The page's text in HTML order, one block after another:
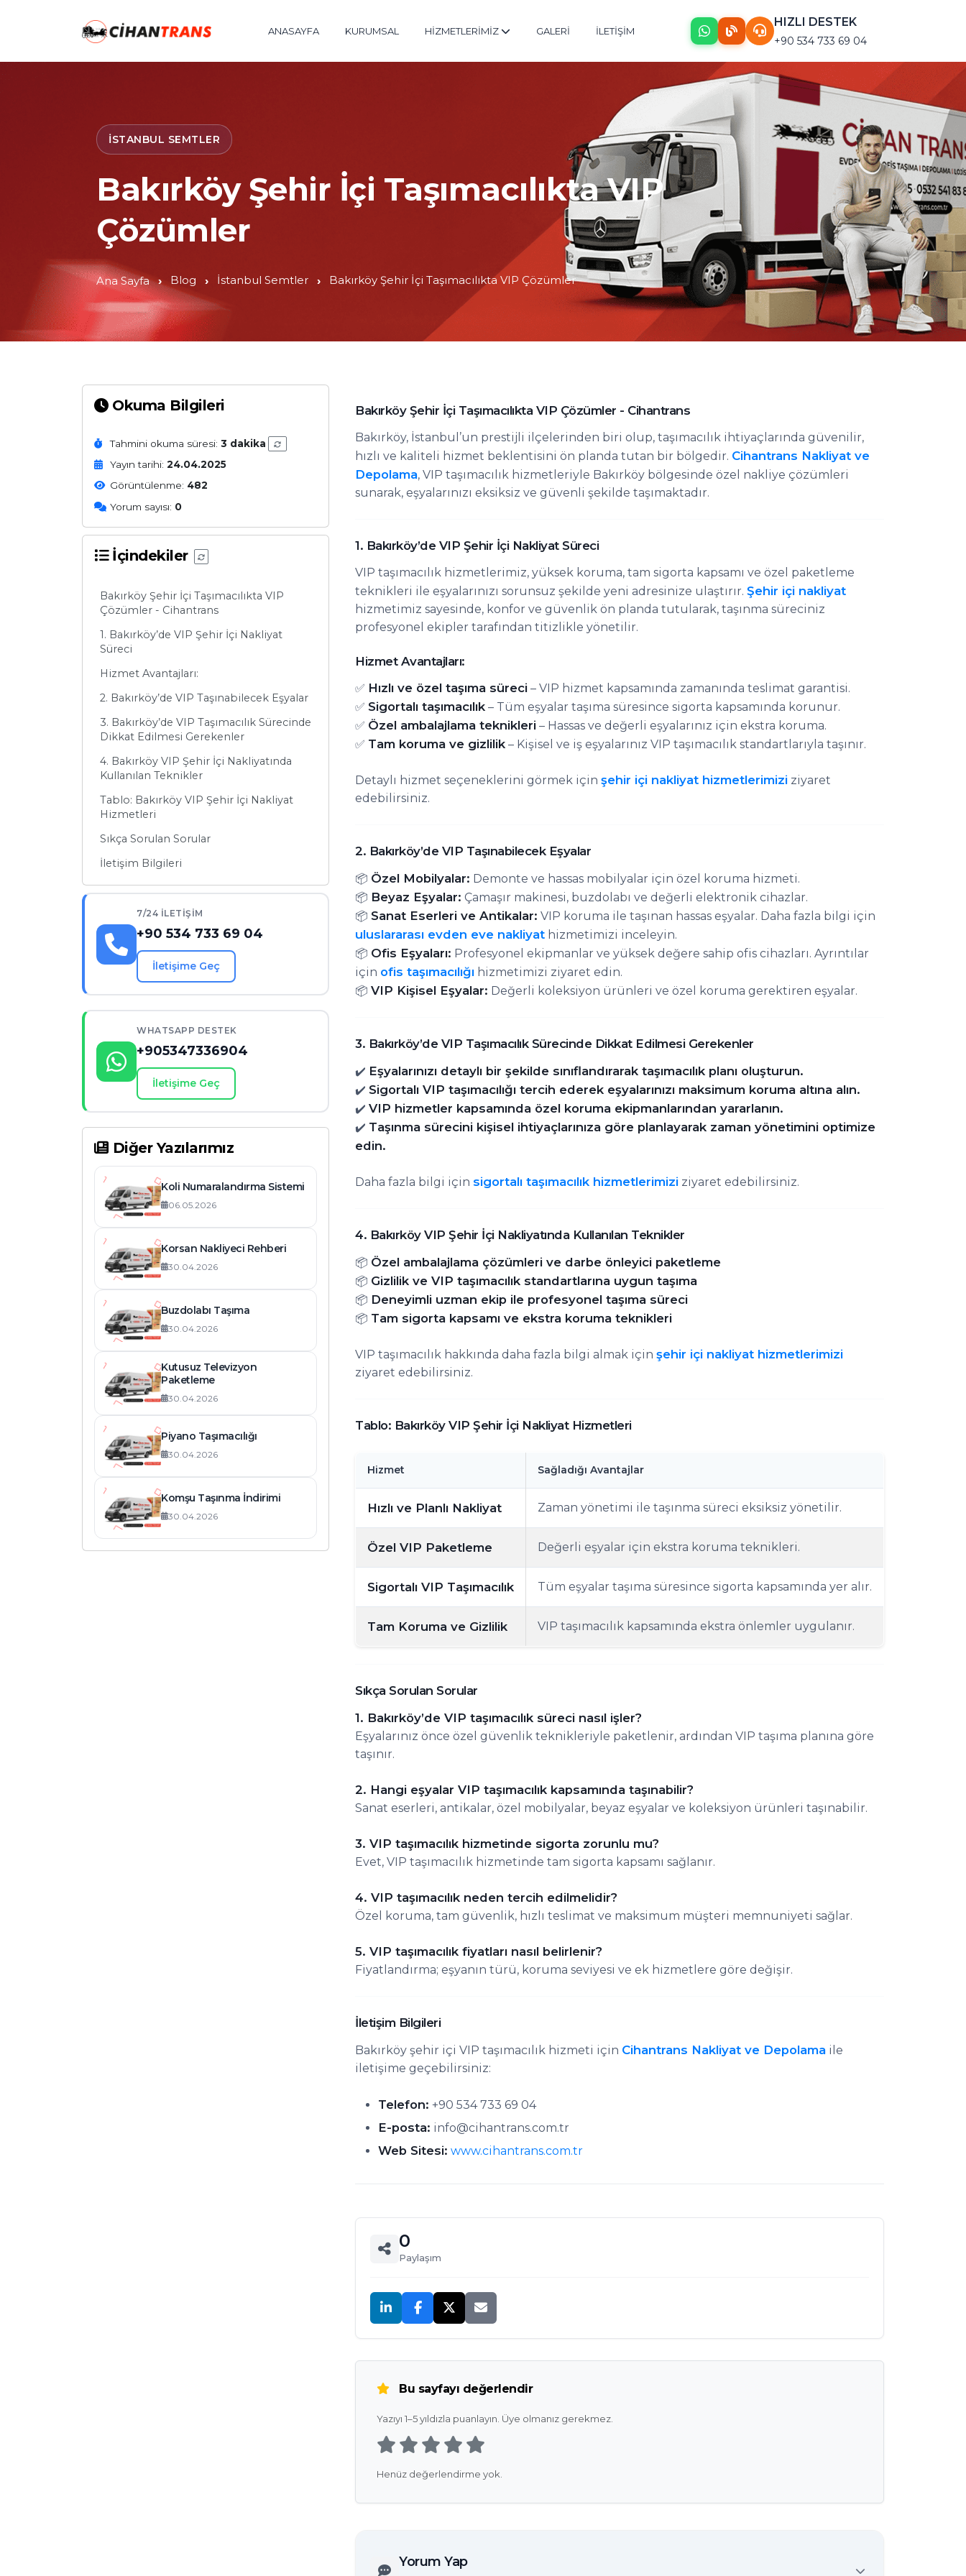
ANASAYFA KURUMSAL HİZMETLERİMİZ GALERİ İLETİŞİM
HIZLI DESTEK
+90 534 733 69 04
İSTANBUL SEMTLER
Bakırköy Şehir İçi Taşımacılıkta VIP
Çözümler
Ana Sayfa Blog İstanbul Semtler Bakırköy Şehir İçi Taşımacılıkta VIP Çözümler
Okuma Bilgileri
Tahmini okuma süresi:3 dakika
Yayın tarihi:24.04.2025
Görüntülenme: 482
Yorum sayısı: 0
İçindekiler
Bakırköy Şehir İçi Taşımacılıkta VIP
Çözümler - Cihantrans
1. Bakırköy’de VIP Şehir İçi Nakliyat
Süreci
Hizmet Avantajları:
2. Bakırköy’de VIP Taşınabilecek Eşyalar
3. Bakırköy’de VIP Taşımacılık Sürecinde
Dikkat Edilmesi Gerekenler
4. Bakırköy VIP Şehir İçi Nakliyatında
Kullanılan Teknikler
Tablo: Bakırköy VIP Şehir İçi Nakliyat
Hizmetleri
Sıkça Sorulan Sorular
İletişim Bilgileri
7/24 İLETIŞIM
+90 534 733 69 04
İletişime Geç
WHATSAPP DESTEK
+905347336904
İletişime Geç
Diğer Yazılarımız
Koli Numaralandırma Sistemi
06.05.2026
Korsan Nakliyeci Rehberi
30.04.2026
Buzdolabı Taşıma
30.04.2026
Kutusuz Televizyon
Paketleme
30.04.2026
Piyano Taşımacılığı
30.04.2026
Komşu Taşınma İndirimi
30.04.2026
Bakırköy Şehir İçi Taşımacılıkta VIP Çözümler - Cihantrans
Bakırköy, İstanbul’un prestijli ilçelerinden biri olup, taşımacılık ihtiyaçlarında güvenilir,
hızlı ve kaliteli hizmet beklentisini ön planda tutan bir bölgedir. Cihantrans Nakliyat ve
Depolama, VIP taşımacılık hizmetleriyle Bakırköy bölgesinde özel nakliye çözümleri
sunarak, eşyalarınızı eksiksiz ve güvenli şekilde taşımaktadır.
1. Bakırköy’de VIP Şehir İçi Nakliyat Süreci
VIP taşımacılık hizmetlerimiz, yüksek koruma, tam sigorta kapsamı ve özel paketleme
teknikleri ile eşyalarınızı sorunsuz şekilde yeni adresinize ulaştırır. Şehir içi nakliyat
hizmetimiz sayesinde, konfor ve güvenlik ön planda tutularak, taşınma süreciniz
profesyonel ekipler tarafından titizlikle yönetilir.
Hizmet Avantajları:
✅ Hızlı ve özel taşıma süreci – VIP hizmet kapsamında zamanında teslimat garantisi.
✅ Sigortalı taşımacılık – Tüm eşyalar taşıma süresince sigorta kapsamında korunur.
✅ Özel ambalajlama teknikleri – Hassas ve değerli eşyalarınız için ekstra koruma.
✅ Tam koruma ve gizlilik – Kişisel ve iş eşyalarınız VIP taşımacılık standartlarıyla taşınır.
Detaylı hizmet seçeneklerini görmek için şehir içi nakliyat hizmetlerimizi ziyaret
edebilirsiniz.
2. Bakırköy’de VIP Taşınabilecek Eşyalar
📦 Özel Mobilyalar: Demonte ve hassas mobilyalar için özel koruma hizmeti.
📦 Beyaz Eşyalar: Çamaşır makinesi, buzdolabı ve değerli elektronik cihazlar.
📦 Sanat Eserleri ve Antikalar: VIP koruma ile taşınan hassas eşyalar. Daha fazla bilgi için
uluslararası evden eve nakliyat hizmetimizi inceleyin.
📦 Ofis Eşyaları: Profesyonel ekipmanlar ve yüksek değere sahip ofis cihazları. Ayrıntılar
için ofis taşımacılığı hizmetimizi ziyaret edin.
📦 VIP Kişisel Eşyalar: Değerli koleksiyon ürünleri ve özel koruma gerektiren eşyalar.
3. Bakırköy’de VIP Taşımacılık Sürecinde Dikkat Edilmesi Gerekenler
✔️ Eşyalarınızı detaylı bir şekilde sınıflandırarak taşımacılık planı oluşturun.
✔️ Sigortalı VIP taşımacılığı tercih ederek eşyalarınızı maksimum koruma altına alın.
✔️ VIP hizmetler kapsamında özel koruma ekipmanlarından yararlanın.
✔️ Taşınma sürecini kişisel ihtiyaçlarınıza göre planlayarak zaman yönetimini optimize
edin.
Daha fazla bilgi için sigortalı taşımacılık hizmetlerimizi ziyaret edebilirsiniz.
4. Bakırköy VIP Şehir İçi Nakliyatında Kullanılan Teknikler
📦 Özel ambalajlama çözümleri ve darbe önleyici paketleme
📦 Gizlilik ve VIP taşımacılık standartlarına uygun taşıma
📦 Deneyimli uzman ekip ile profesyonel taşıma süreci
📦 Tam sigorta kapsamı ve ekstra koruma teknikleri
VIP taşımacılık hakkında daha fazla bilgi almak için şehir içi nakliyat hizmetlerimizi
ziyaret edebilirsiniz.
Tablo: Bakırköy VIP Şehir İçi Nakliyat Hizmetleri
Hizmet Sağladığı Avantajlar
Hızlı ve Planlı Nakliyat Zaman yönetimi ile taşınma süreci eksiksiz yönetilir.
Özel VIP Paketleme Değerli eşyalar için ekstra koruma teknikleri.
Sigortalı VIP Taşımacılık Tüm eşyalar taşıma süresince sigorta kapsamında yer alır.
Tam Koruma ve Gizlilik VIP taşımacılık kapsamında ekstra önlemler uygulanır.
Sıkça Sorulan Sorular
1. Bakırköy’de VIP taşımacılık süreci nasıl işler?
Eşyalarınız önce özel güvenlik teknikleriyle paketlenir, ardından VIP taşıma planına göre
taşınır.
2. Hangi eşyalar VIP taşımacılık kapsamında taşınabilir?
Sanat eserleri, antikalar, özel mobilyalar, beyaz eşyalar ve koleksiyon ürünleri taşınabilir.
3. VIP taşımacılık hizmetinde sigorta zorunlu mu?
Evet, VIP taşımacılık hizmetinde tam sigorta kapsamı sağlanır.
4. VIP taşımacılık neden tercih edilmelidir?
Özel koruma, tam güvenlik, hızlı teslimat ve maksimum müşteri memnuniyeti sağlar.
5. VIP taşımacılık fiyatları nasıl belirlenir?
Fiyatlandırma; eşyanın türü, koruma seviyesi ve ek hizmetlere göre değişir.
İletişim Bilgileri
Bakırköy şehir içi VIP taşımacılık hizmeti için Cihantrans Nakliyat ve Depolama ile
iletişime geçebilirsiniz:
Telefon: +90 534 733 69 04
E-posta: info@cihantrans.com.tr
Web Sitesi: www.cihantrans.com.tr
0
Paylaşım
Bu sayfayı değerlendir
Yazıyı 1–5 yıldızla puanlayın. Üye olmanız gerekmez.
Henüz değerlendirme yok.
Yorum Yap